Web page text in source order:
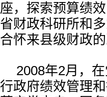
座，探索预算绩
省财政科研所和
合怀来县级财政的
2008年2月，
行政府绩效管理